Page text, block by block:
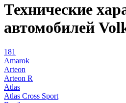
Технические
автомобилей
181
Amarok
Arteon
Arteon R
Atlas
Atlas Cross Sport